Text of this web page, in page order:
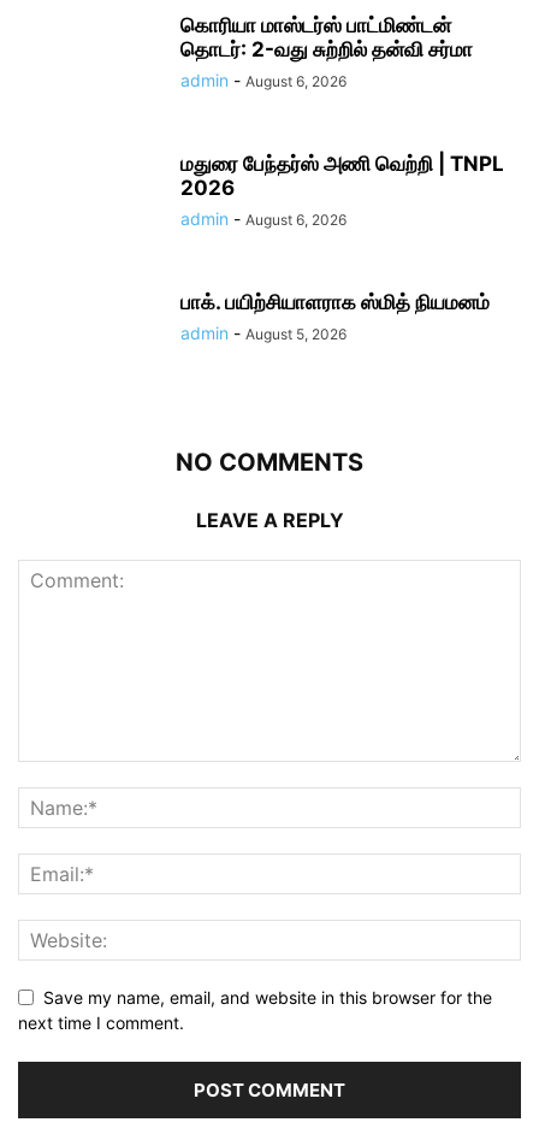
கொரியா மாஸ்டர்ஸ் பாட்மிண்டன்
தொடர்: 2-வது சுற்றில் தன்வி சர்மா
admin - August 6, 2026
மதுரை பேந்தர்ஸ் அணி வெற்றி | TNPL
2026
admin - August 6, 2026
பாக். பயிற்சியாளராக ஸ்மித் நியமனம்
admin - August 5, 2026
NO COMMENTS
LEAVE A REPLY
Save my name, email, and website in this browser for the
next time I comment.